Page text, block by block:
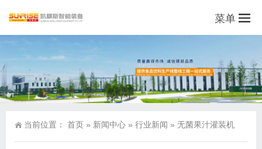
菜单
当前位置： 首页 » 新闻中心 » 行业新闻 » 无菌果汁灌装机